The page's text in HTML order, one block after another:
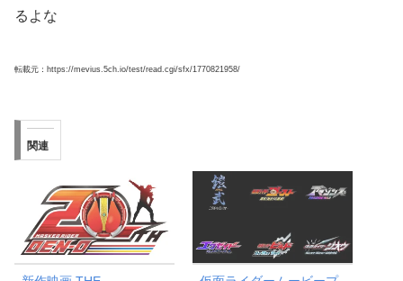
るよな
新作映画 THE
仮面ライダームービープ